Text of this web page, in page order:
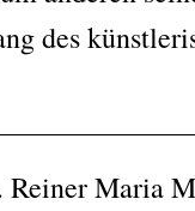
des
Maria